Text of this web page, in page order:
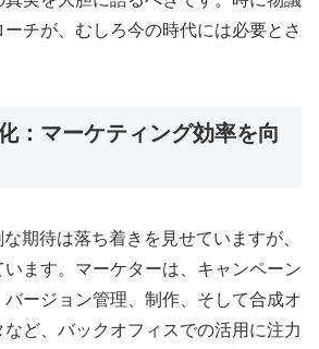
チが、むしろ今の時代には必要とさ
：マーケティング効率を向
期待は落ち着きを見せていますが、
います。マーケターは、キャンペーン
ージョン管理、制作、そして合成オ
ど、バックオフィスでの活用に注力